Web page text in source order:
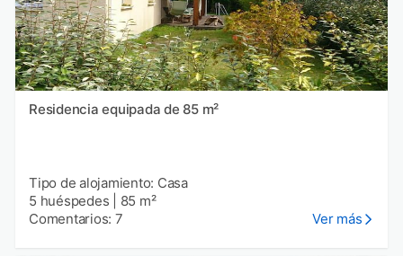
Residencia equipada de 85 m²
Tipo de alojamiento: Casa
5 huéspedes
85 m²
Comentarios: 7
Ver más